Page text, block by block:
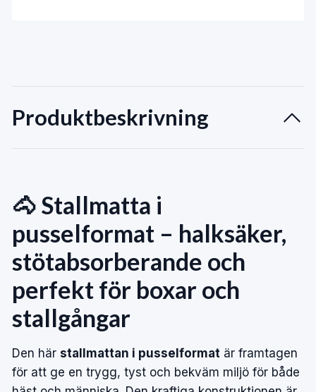
Produktbeskrivning
🐴 Stallmatta i
pusselformat – halksäker,
stötabsorberande och
perfekt för boxar och
stallgångar
Den här stallmattan i pusselformat är framtagen
för att ge en trygg, tyst och bekväm miljö för både